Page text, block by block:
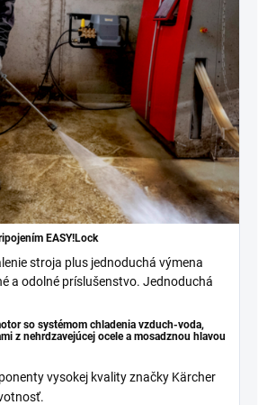
EASY!Lock
stroja plus jednoduchá výmena
a odolné príslušenstvo. Jednoduchá
so systémom chladenia vzduch-voda,
z nehrdzavejúcej ocele a mosadznou hlavou
vysokej kvality značky Kärcher